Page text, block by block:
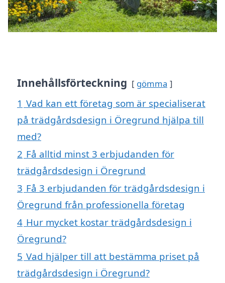
Innehållsförteckning gömma
1 Vad kan ett företag som är specialiserat
på trädgårdsdesign i Öregrund hjälpa till
med?
2 Få alltid minst 3 erbjudanden för
trädgårdsdesign i Öregrund
3 Få 3 erbjudanden för trädgårdsdesign i
Öregrund från professionella företag
4 Hur mycket kostar trädgårdsdesign i
Öregrund?
5 Vad hjälper till att bestämma priset på
trädgårdsdesign i Öregrund?